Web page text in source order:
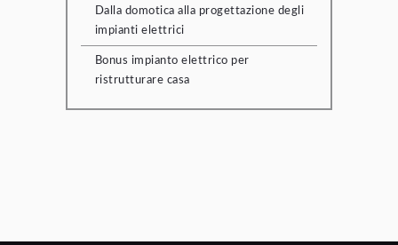
Dalla domotica alla progettazione degli
impianti elettrici
Bonus impianto elettrico per
ristrutturare casa